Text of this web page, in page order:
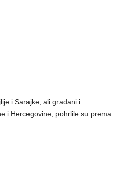
i Sarajke, ali građani i
i Hercegovine, pohrlile su prema